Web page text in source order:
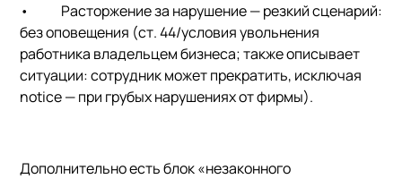
• Расторжение за нарушение— резкий сценарий:
без оповещения (ст. 44/условия увольнения
работника владельцем бизнеса; также описывает
ситуации: сотрудник может прекратить, исключая
notice — при грубых нарушениях от фирмы).
Дополнительно есть блок «незаконного